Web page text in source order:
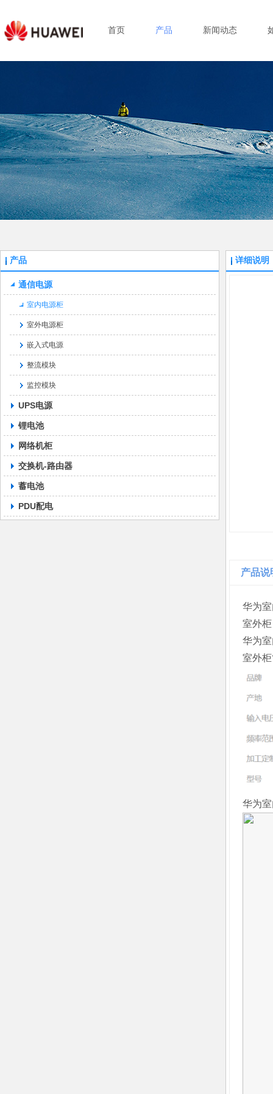
首页 产品 新闻动态
产品
通信电源
室内电源柜
室外电源柜
嵌入式电源
整流模块
监控模块
UPS电源
锂电池
网络机柜
交换机-路由器
蓄电池
PDU配电
详细说明
产品说
华为
室外柜
华为
室外
华为